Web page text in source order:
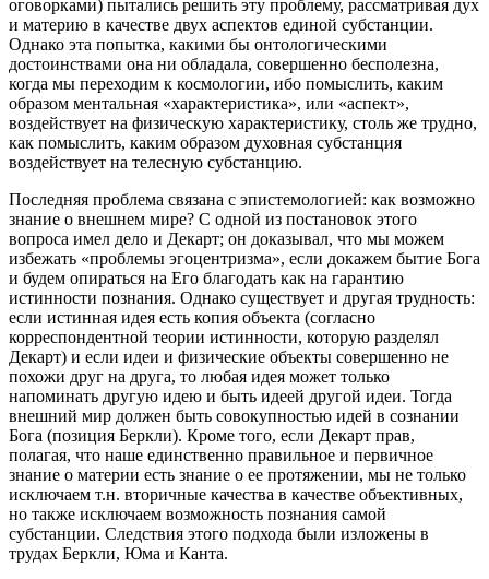
оговорками) пытались решить эту проблему, рассматривая дух
и материю в качестве двух аспектов единой субстанции.
Однако эта попытка, какими бы онтологическими
достоинствами она ни обладала, совершенно бесполезна,
когда мы переходим к космологии, ибо помыслить, каким
образом ментальная «характеристика», или «аспект»,
воздействует на физическую характеристику, столь же трудно,
как помыслить, каким образом духовная субстанция
воздействует на телесную субстанцию.
Последняя проблема связана с эпистемологией: как возможно
знание о внешнем мире? С одной из постановок этого
вопроса имел дело и Декарт; он доказывал, что мы можем
избежать «проблемы эгоцентризма», если докажем бытие Бога
и будем опираться на Его благодать как на гарантию
истинности познания. Однако существует и другая трудность:
если истинная идея есть копия объекта (согласно
корреспондентной теории истинности, которую разделял
Декарт) и если идеи и физические объекты совершенно не
похожи друг на друга, то любая идея может только
напоминать другую идею и быть идеей другой идеи. Тогда
внешний мир должен быть совокупностью идей в сознании
Бога (позиция Беркли). Кроме того, если Декарт прав,
полагая, что наше единственно правильное и первичное
знание о материи есть знание о ее протяжении, мы не только
исключаем т.н. вторичные качества в качестве объективных,
но также исключаем возможность познания самой
субстанции. Следствия этого подхода были изложены в
трудах Беркли, Юма и Канта.